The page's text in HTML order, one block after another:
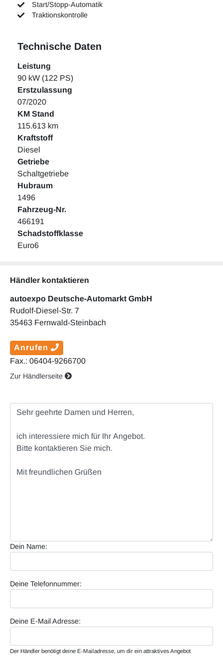
Start/Stopp-Automatik
Traktionskontrolle
Technische Daten
Leistung
90 kW (122 PS)
Erstzulassung
07/2020
KM Stand
115.613 km
Kraftstoff
Diesel
Getriebe
Schaltgetriebe
Hubraum
1496
Fahrzeug-Nr.
466191
Schadstoffklasse
Euro6
Händler kontaktieren
autoexpo Deutsche-Automarkt GmbH
Rudolf-Diesel-Str. 7
35463 Fernwald-Steinbach
Anrufen
Fax.: 06404-9266700
Zur Händlerseite
Dein Name:
Deine Telefonnummer:
Deine E-Mail Adresse:
Der Händler benötigt deine E-Mailadresse, um dir ein attraktives Angebot